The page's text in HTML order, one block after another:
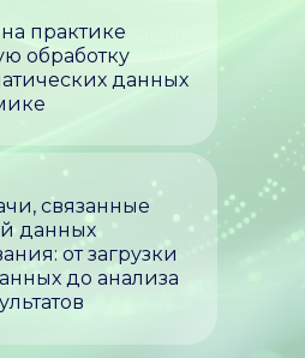
практике
обработку
данных
связанные
данных
от загрузки
до анализа